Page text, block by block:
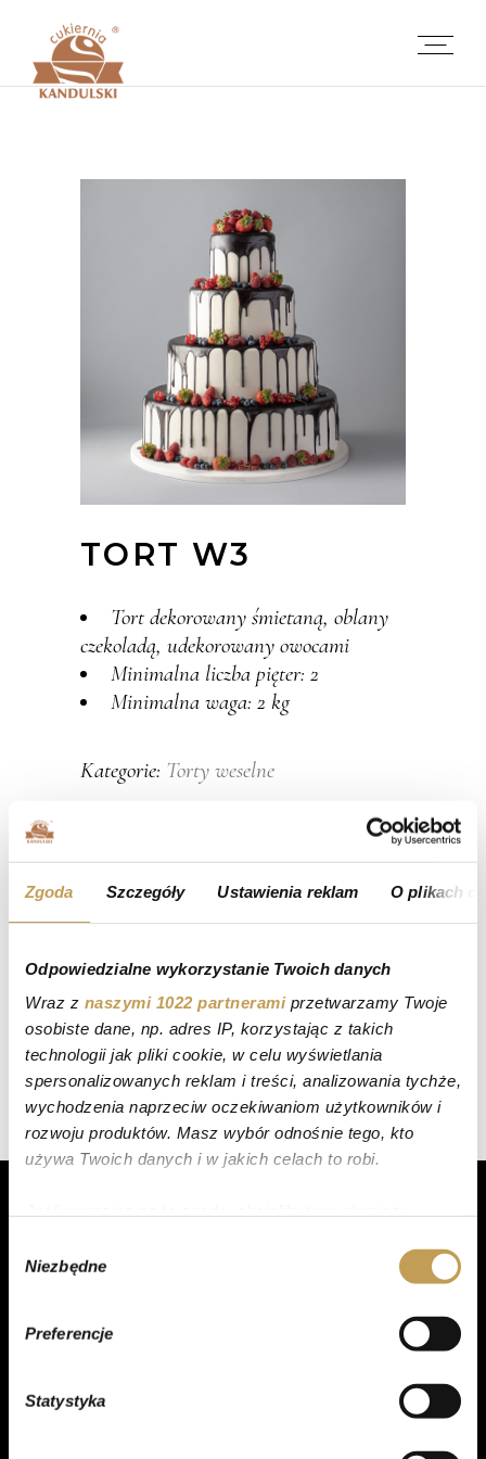
Zgoda Szczegóły Ustawienia reklam O plikach
Odpowiedzialne wykorzystanie Twoich danych
Wraz z naszymi 1022 partneramiprzetwarzamy Twoje
osobiste dane, np. adres IP, korzystając z takich
technologii jak pliki cookie, w celu wyświetlania
spersonalizowanych reklam i treści, analizowania tychże,
wychodzenia naprzeciw oczekiwaniom użytkowników i
rozwoju produktów. Masz wybór odnośnie tego, kto
używa Twoich danych i w jakich celach to robi.
geograficznej z dokładnością nawet do kilku metrów
analizując charakteryzującego je zbiory danych
(fingerprinting, czyli wirtualny odcisk palca)
dane są przetwarzane oraz ustaw własne preferencje w
zmienić lub wycofać swoją zgodę w dowolnej chwili.
zgody
Niezbędne
Preferencje
Statystyka
TORT W3
Tort dekorowany śmietaną, oblany
czekoladą, udekorowany owocami
Minimalna liczba pięter: 2
Minimalna waga: 2 kg
Kategorie: Torty weselne